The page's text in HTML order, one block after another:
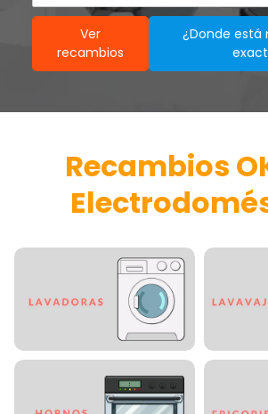
Ver
recambios
¿Donde está
Recambios